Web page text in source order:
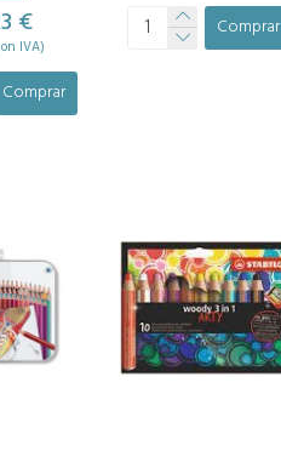
€
IVA)
Comprar
Comprar